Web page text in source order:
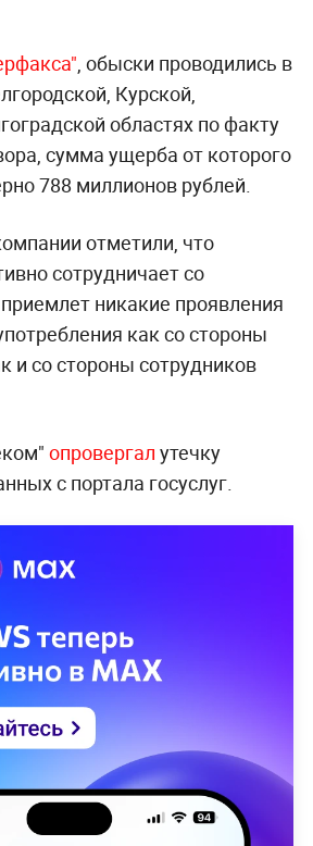
, обыски проводились в
Курской,
областях по факту
сумма ущерба от которого
788 миллионов рублей.
отметили, что
сотрудничает со
никакие проявления
как со стороны
и со стороны сотрудников
опровергал утечку
с портала госуслуг.